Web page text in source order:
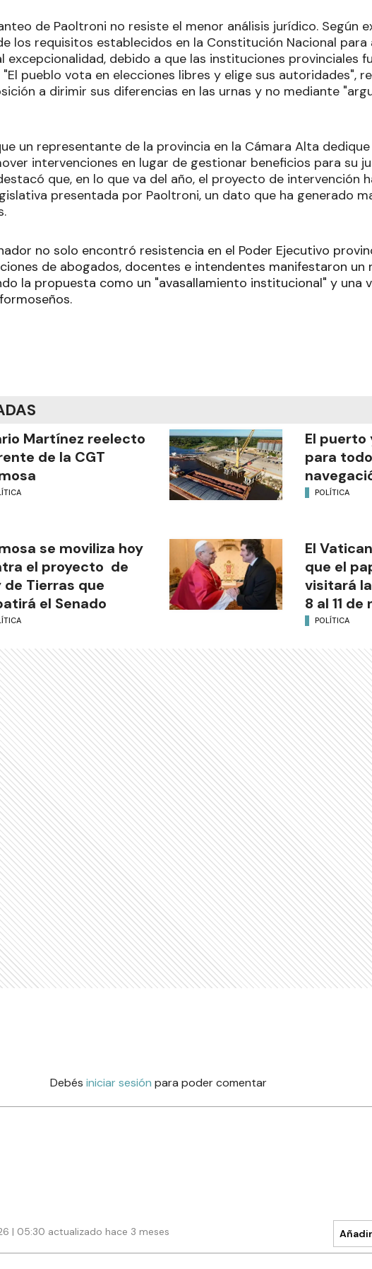
de Paoltroni no resiste el menor análisis jurídico. Según
los requisitos establecidos en la Constitución Nacional para
excepcionalidad, debido a que las instituciones provinciales
pueblo vota en elecciones libres y elige sus autoridades",
a dirimir sus diferencias en las urnas y no mediante
un representante de la provincia en la Cámara Alta dedique
intervenciones en lugar de gestionar beneficios para su
que, en lo que va del año, el proyecto de intervención
presentada por Paoltroni, un dato que ha generado
no solo encontró resistencia en el Poder Ejecutivo
de abogados, docentes e intendentes manifestaron un
la propuesta como un "avasallamiento institucional" y una
Martínez reelecto
de la CGT
El
para
POLÍTICA
se moviliza hoy
el proyecto de
de Tierras que
el Senado
El
que el
visitará
8 al 11
POLÍTICA
Debés iniciar sesión para poder comentar
| 05:30 actualizado hace 3 meses